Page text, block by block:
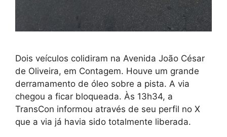
Dois veículos colidiram na Avenida João César
de Oliveira, em Contagem. Houve um grande
derramamento de óleo sobre a pista. A via
chegou a ficar bloqueada. Às 13h34, a
TransCon informou através de seu perfil no X
que a via já havia sido totalmente liberada.